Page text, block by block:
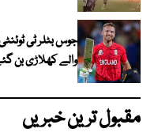
جوس بٹلر ٹی
والے کھلاڑی بن
مقبول ترین خبریں